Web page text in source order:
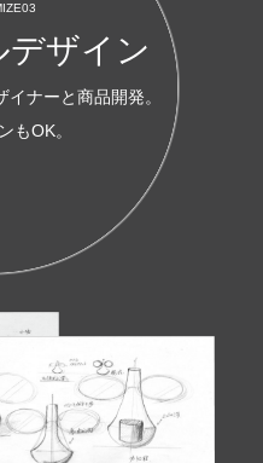
デザイン
ナーと商品開発。
もOK。